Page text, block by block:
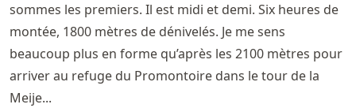
sommes les premiers. Il est midi et demi. Six heures de
montée, 1800 mètres de dénivelés. Je me sens
beaucoup plus en forme qu’après les 2100 mètres pour
arriver au refuge du Promontoire dans le tour de la
Meije...